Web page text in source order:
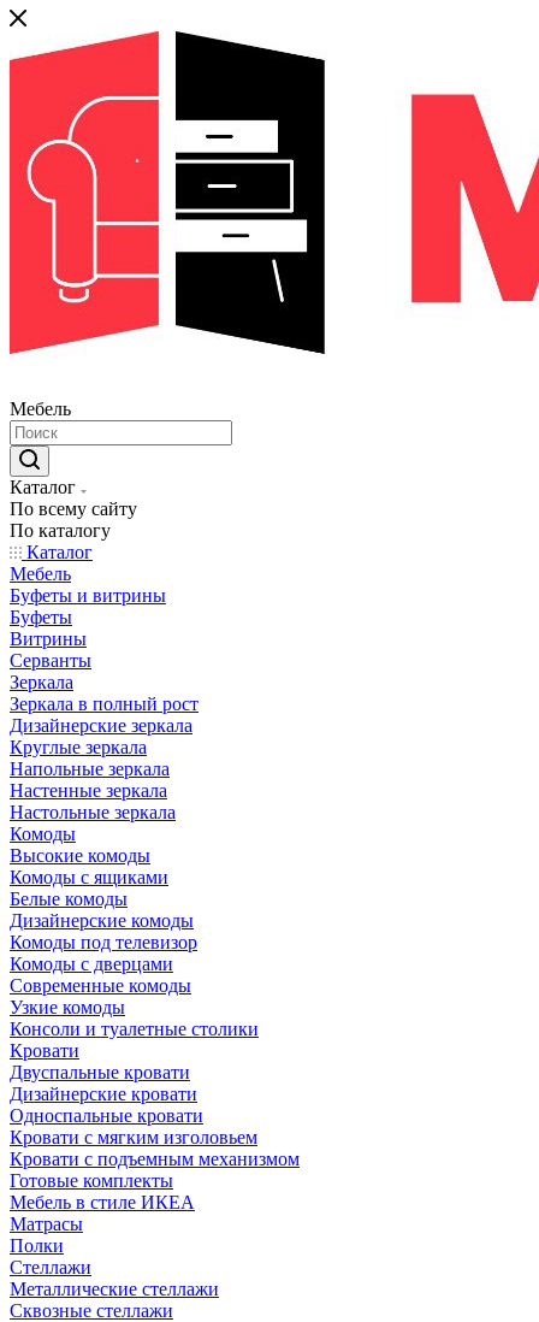
Мебель
Каталог
По всему сайту
По каталогу
Каталог
Мебель
Буфеты и витрины
Буфеты
Витрины
Серванты
Зеркала
Зеркала в полный рост
Дизайнерские зеркала
Круглые зеркала
Напольные зеркала
Настенные зеркала
Настольные зеркала
Комоды
Высокие комоды
Комоды с ящиками
Белые комоды
Дизайнерские комоды
Комоды под телевизор
Комоды с дверцами
Современные комоды
Узкие комоды
Консоли и туалетные столики
Кровати
Двуспальные кровати
Дизайнерские кровати
Односпальные кровати
Кровати с мягким изголовьем
Кровати с подъемным механизмом
Готовые комплекты
Мебель в стиле ИКЕА
Матрасы
Полки
Стеллажи
Металлические стеллажи
Сквозные стеллажи